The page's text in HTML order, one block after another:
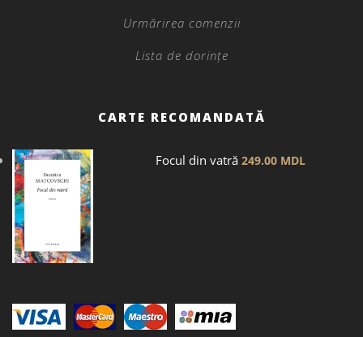
Urmărirea comenzii
Lista de dorințe
CARTE RECOMANDATĂ
Focul din vatră 249.00 MDL